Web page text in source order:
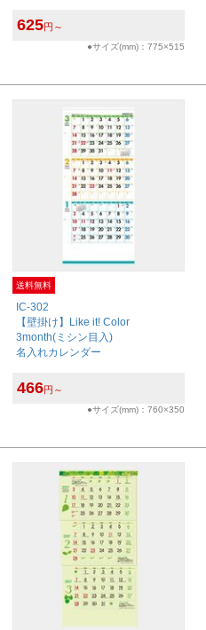
625円～
●サイズ(mm)：775×515
送料無料
IC-302
【壁掛け】Like it! Color
3month(ミシン目入)
名入れカレンダー
466円～
●サイズ(mm)：760×350